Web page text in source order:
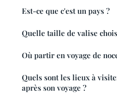
Est-ce que c'est un pays ?
Quelle taille de valise
Où partir en voyage de
Quels sont les lieux à
après son voyage ?